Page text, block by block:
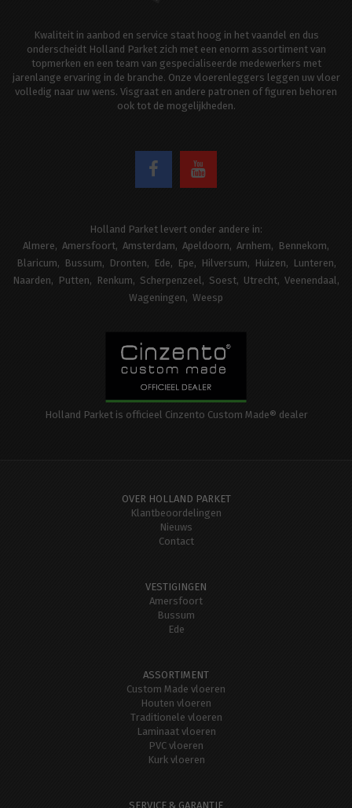
Kwaliteit in aanbod en service staat hoog in het vaandel en dus
onderscheidt Holland Parket zich met een enorm assortiment van
topmerken en een team van gespecialiseerde medewerkers met
jarenlange ervaring in de branche. Onze vloerenleggers leggen uw vloer
volledig naar uw wens. Visgraat en andere patronen of figuren behoren
ook tot de mogelijkheden.
Holland Parket levert onder andere in:
Almere
Amersfoort Amsterdam Apeldoorn Arnhem
Bennekom
Blaricum
Bussum Dronten Ede Epe Hilversum Huizen
Lunteren
Naarden
Putten Renkum Scherpenzeel Soest Utrecht Veenendaal
Wageningen
Weesp
Holland Parket is officieel Cinzento Custom Made® dealer
OVER HOLLAND PARKET
Klantbeoordelingen
Nieuws
Contact
VESTIGINGEN
Amersfoort
Bussum
Ede
ASSORTIMENT
Custom Made vloeren
Houten vloeren
Traditionele vloeren
Laminaat vloeren
PVC vloeren
Kurk vloeren
SERVICE & GARANTIE